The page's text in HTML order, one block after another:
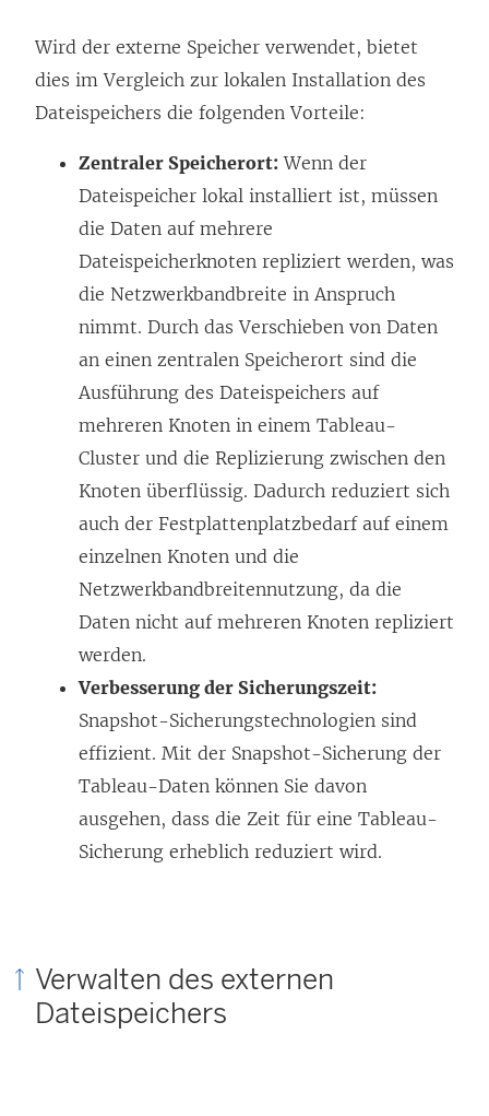
Wird der externe Speicher verwendet, bietet
dies im Vergleich zur lokalen Installation des
Dateispeichers die folgenden Vorteile:
Zentraler Speicherort: Wenn der
Dateispeicher lokal installiert ist, müssen
die Daten auf mehrere
Dateispeicherknoten repliziert werden, was
die Netzwerkbandbreite in Anspruch
nimmt. Durch das Verschieben von Daten
an einen zentralen Speicherort sind die
Ausführung des Dateispeichers auf
mehreren Knoten in einem Tableau-
Cluster und die Replizierung zwischen den
Knoten überflüssig. Dadurch reduziert sich
auch der Festplattenplatzbedarf auf einem
einzelnen Knoten und die
Netzwerkbandbreitennutzung, da die
Daten nicht auf mehreren Knoten repliziert
werden.
Verbesserung der Sicherungszeit:
Snapshot-Sicherungstechnologien sind
effizient. Mit der Snapshot-Sicherung der
Tableau-Daten können Sie davon
ausgehen, dass die Zeit für eine Tableau-
Sicherung erheblich reduziert wird.
Verwalten des externen
Dateispeichers